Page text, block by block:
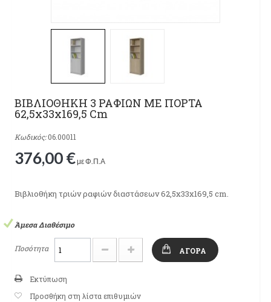
ΒΙΒΛΙΟΘΗΚΗ 3 ΡΑΦΙΩΝ ΜΕ ΠΟΡΤΑ
62,5x33x169,5 Cm
Κωδικός:06.00011
376,00 €με Φ.Π.Α
Βιβλιοθήκη τριών ραφιών διαστάσεων 62,5x33x169,5 cm.
Άμεσα Διαθέσιμο
Ποσότητα ΑΓΟΡΆ
Εκτύπωση
Προσθήκη στη λίστα επιθυμιών